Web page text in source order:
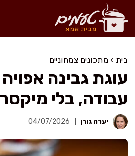
לדלג
לתוכן
בית › מתכונים צמחוניים
עבודה, בלי מיקסר
יערה גורן 04/07/2026